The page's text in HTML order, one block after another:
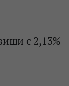
с 2,13%